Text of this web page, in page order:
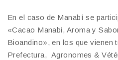
En el caso de Manabí se
«Cacao Manabi, Aroma y
Bioandino», en los que vienen
Prefectura, Agronomes &